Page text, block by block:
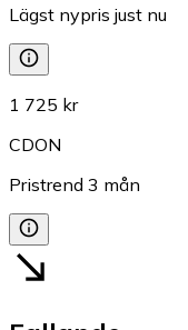
Lägst nypris just nu
1 725 kr
CDON
Pristrend 3 mån